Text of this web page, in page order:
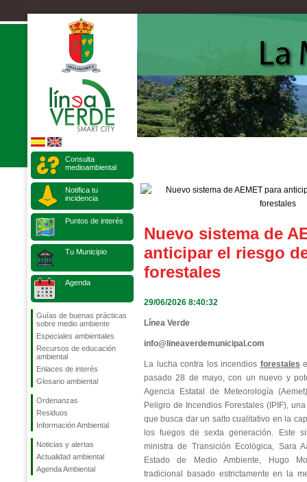
Consulta
medioambiental
Notifica tu
incidencia
Puntos de interés
Tu Municipio
Agenda
Guías de buenas prácticas
sobre medio ambiente
Especiales ambientales
Recursos de educación
ambiental
Enlaces de interés
Glosario ambiental
Ordenanzas
Residuos
Información Ambiental
Noticias y alertas
Actualidad ambiental
Agenda Ambiental
Nuevo sistema de
anticipar el riesgo
forestales
29/06/2026 8:40:32
Línea Verde
info@lineaverdemunicipal.com
La lucha contra los incendios forestales
pasado 28 de mayo, con un nuevo y
Agencia Estatal de Meteorología
Peligro de Incendios Forestales (IPIF),
que busca dar un salto cualitativo en la
los fuegos de sexta generación. Este
ministra de Transición Ecológica, Sara
Estado de Medio Ambiente, Hugo
tradicional basado estrictamente en la